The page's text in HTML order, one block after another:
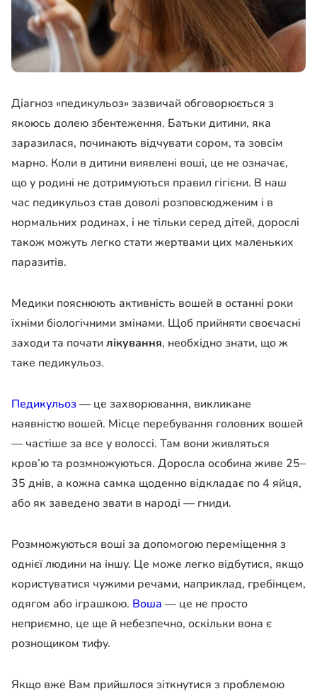
Діагноз «педикульоз» зазвичай обговорюється з
якоюсь долею збентеження. Батьки дитини, яка
заразилася, починають відчувати сором, та зовсім
марно. Коли в дитини виявлені воші, це не означає,
що у родині не дотримуються правил гігієни. В наш
час педикульоз став доволі розповсюдженим і в
нормальних родинах, і не тільки серед дітей, дорослі
також можуть легко стати жертвами цих маленьких
паразитів.
Медики пояснюють активність вошей в останні роки
їхніми біологічними змінами. Щоб прийняти своєчасні
заходи та початилікування, необхідно знати, що ж
таке педикульоз.
Педикульоз— це захворювання, викликане
наявністю вошей. Місце перебування головних вошей
— частіше за все у волоссі. Там вони живляться
кров’ю та розмножуються. Доросла особина живе 25–
35 днів, а кожна самка щоденно відкладає по 4 яйця,
або як заведено звати в народі — гниди.
Розмножуються воші за допомогою переміщення з
однієї людини на іншу. Це може легко відбутися, якщо
користуватися чужими речами, наприклад, гребінцем,
одягом або іграшкою. Воша — це не просто
неприємно, це ще й небезпечно, оскільки вона є
рознощиком тифу.
Якщо вже Вам прийшлося зіткнутися з проблемою